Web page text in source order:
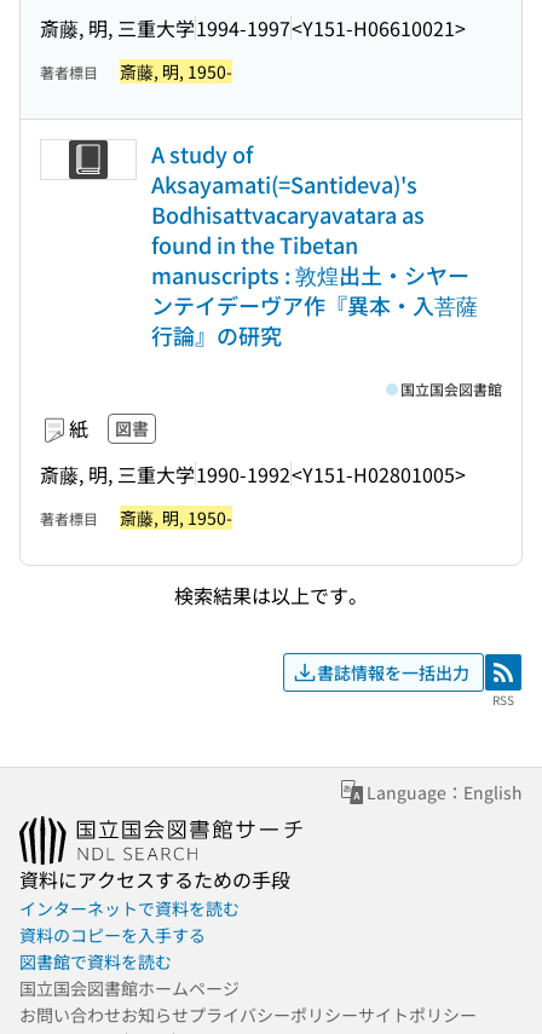
斎藤, 明, 三重大学1994-1997<Y151-H06610021>
著者標目 斎藤, 明, 1950-
A study of
Aksayamati(=Santideva)'s
Bodhisattvacaryavatara as
found in the Tibetan
manuscripts : 敦煌出土・シヤー
ンテイデーヴア作『異本・入菩薩
行論』の研究
紙 図書
斎藤, 明, 三重大学1990-1992<Y151-H02801005>
国立国会図書館
著者標目 斎藤, 明, 1950-
検索結果は以上です。
書誌情報を一括出力 RSS
RSS
Language：English
資料にアクセスするための手段
インターネットで資料を読む
資料のコピーを入手する
図書館で資料を読む
国立国会図書館ホームページ
お問い合わせお知らせプライバシーポリシーサイトポリシー